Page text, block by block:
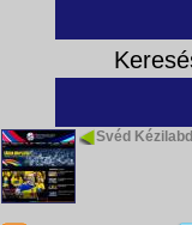
Svéd